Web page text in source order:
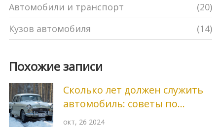
Автомобили и транспорт
(20)
Кузов автомобиля
(14)
Похожие записи
Сколько лет должен служить
автомобиль: советы по
продлению срока службы
окт, 26 2024